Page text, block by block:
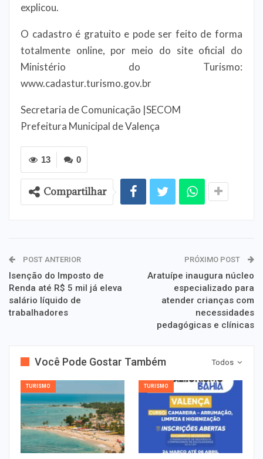
explicou.
O cadastro é gratuito e pode ser feito de forma
totalmente online, por meio do site oficial do
Ministério do Turismo:
www.cadastur.turismo.gov.br
Secretaria de Comunicação |SECOM
Prefeitura Municipal de Valença
0
13
Compartilhar
POST ANTERIOR
Isenção do Imposto de
Renda até R$ 5 mil já eleva
salário líquido de
trabalhadores
PRÓXIMO POST
Aratuípe inaugura núcleo
especializado para
atender crianças com
necessidades
pedagógicas e clínicas
Todos
Você Pode Gostar Também
TURISMO TURISMO